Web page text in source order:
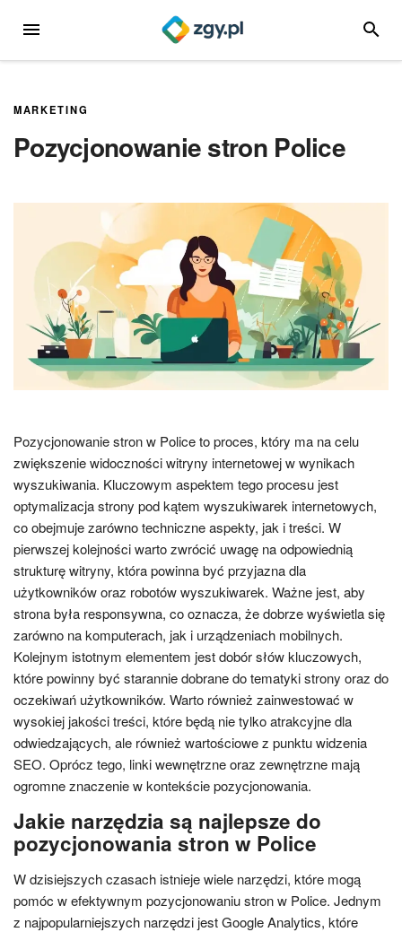
MENU
MARKETING
Pozycjonowanie stron Police
Pozycjonowanie stron w Police to proces, który ma na celu
zwiększenie widoczności witryny internetowej w wynikach
wyszukiwania. Kluczowym aspektem tego procesu jest
optymalizacja strony pod kątem wyszukiwarek internetowych,
co obejmuje zarówno techniczne aspekty, jak i treści. W
pierwszej kolejności warto zwrócić uwagę na odpowiednią
strukturę witryny, która powinna być przyjazna dla
użytkowników oraz robotów wyszukiwarek. Ważne jest, aby
strona była responsywna, co oznacza, że dobrze wyświetla się
zarówno na komputerach, jak i urządzeniach mobilnych.
Kolejnym istotnym elementem jest dobór słów kluczowych,
które powinny być starannie dobrane do tematyki strony oraz do
oczekiwań użytkowników. Warto również zainwestować w
wysokiej jakości treści, które będą nie tylko atrakcyjne dla
odwiedzających, ale również wartościowe z punktu widzenia
SEO. Oprócz tego, linki wewnętrzne oraz zewnętrzne mają
ogromne znaczenie w kontekście pozycjonowania.
Jakie narzędzia są najlepsze do
pozycjonowania stron w Police
W dzisiejszych czasach istnieje wiele narzędzi, które mogą
pomóc w efektywnym pozycjonowaniu stron w Police. Jednym
z najpopularniejszych narzędzi jest Google Analytics, które